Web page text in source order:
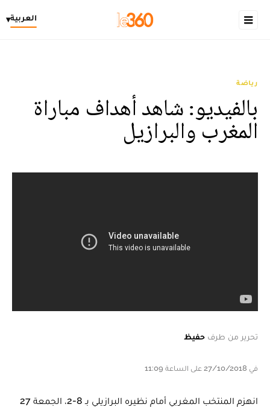
العربية▾
رياضة
بالفيديو: شاهد أهداف مباراة
المغرب والبرازيل
تحرير من طرف حفيظ
في 27/10/2018 على الساعة 11:09
انهزم المنتخب المغربي أمام نظيره البرازيلي بـ 8-2، الجمعة 27